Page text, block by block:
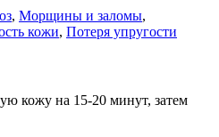
, Морщины и заломы,
кожи, Потеря упругости
кожу на 15-20 минут, затем